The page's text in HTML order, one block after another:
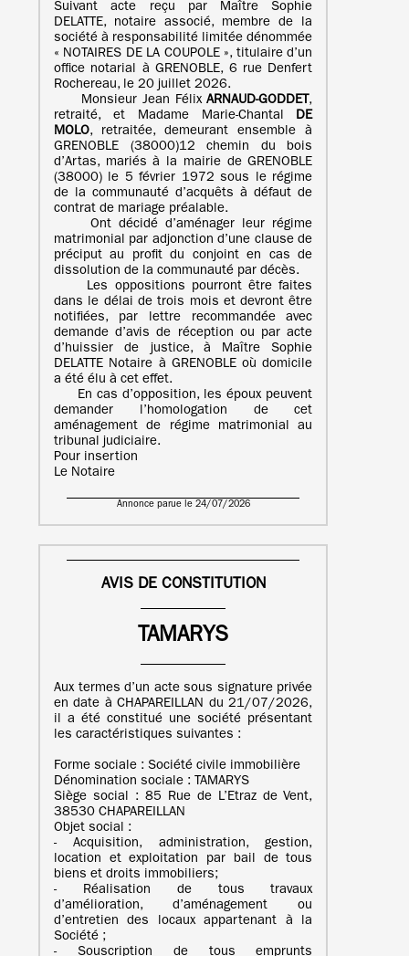
Suivant acte reçu par Maître Sophie
DELATTE, notaire associé, membre de la
société à responsabilité limitée dénommée
« NOTAIRES DE LA COUPOLE », titulaire d’un
office notarial à GRENOBLE, 6 rue Denfert
Rochereau, le 20 juillet 2026.
Monsieur Jean FélixARNAUD-GODDET ,
retraité, et Madame Marie-Chantal DE
MOLO, retraitée, demeurant ensemble à
GRENOBLE (38000)12 chemin du bois
d’Artas, mariés à la mairie de GRENOBLE
(38000) le 5 février 1972 sous le régime
de la communauté d’acquêts à défaut de
contrat de mariage préalable.
Ont décidé d’aménager leur régime
matrimonial par adjonction d’une clause de
préciput au profit du conjoint en cas de
dissolution de la communauté par décès.
Les oppositions pourront être faites
dans le délai de trois mois et devront être
notifiées, par lettre recommandée avec
demande d’avis de réception ou par acte
d’huissier de justice, à Maître Sophie
DELATTE Notaire à GRENOBLE où domicile
a été élu à cet effet.
En cas d’opposition, les époux peuvent
demander l’homologation de cet
aménagement de régime matrimonial au
tribunal judiciaire.
Pour insertion
Le Notaire
Annonce parue le 24/07/2026
AVIS DE CONSTITUTION
TAMARYS
Aux termes d’un acte sous signature privée
en date à CHAPAREILLAN du 21/07/2026,
il a été constitué une société présentant
les caractéristiques suivantes :
Forme sociale : Société civile immobilière
Dénomination sociale : TAMARYS
Siège social : 85 Rue de L’Etraz de Vent,
38530 CHAPAREILLAN
Objet social :
- Acquisition, administration, gestion,
location et exploitation par bail de tous
biens et droits immobiliers;
- Réalisation de tous travaux
d’amélioration, d’aménagement ou
d’entretien des locaux appartenant à la
Société ;
- Souscription de tous emprunts